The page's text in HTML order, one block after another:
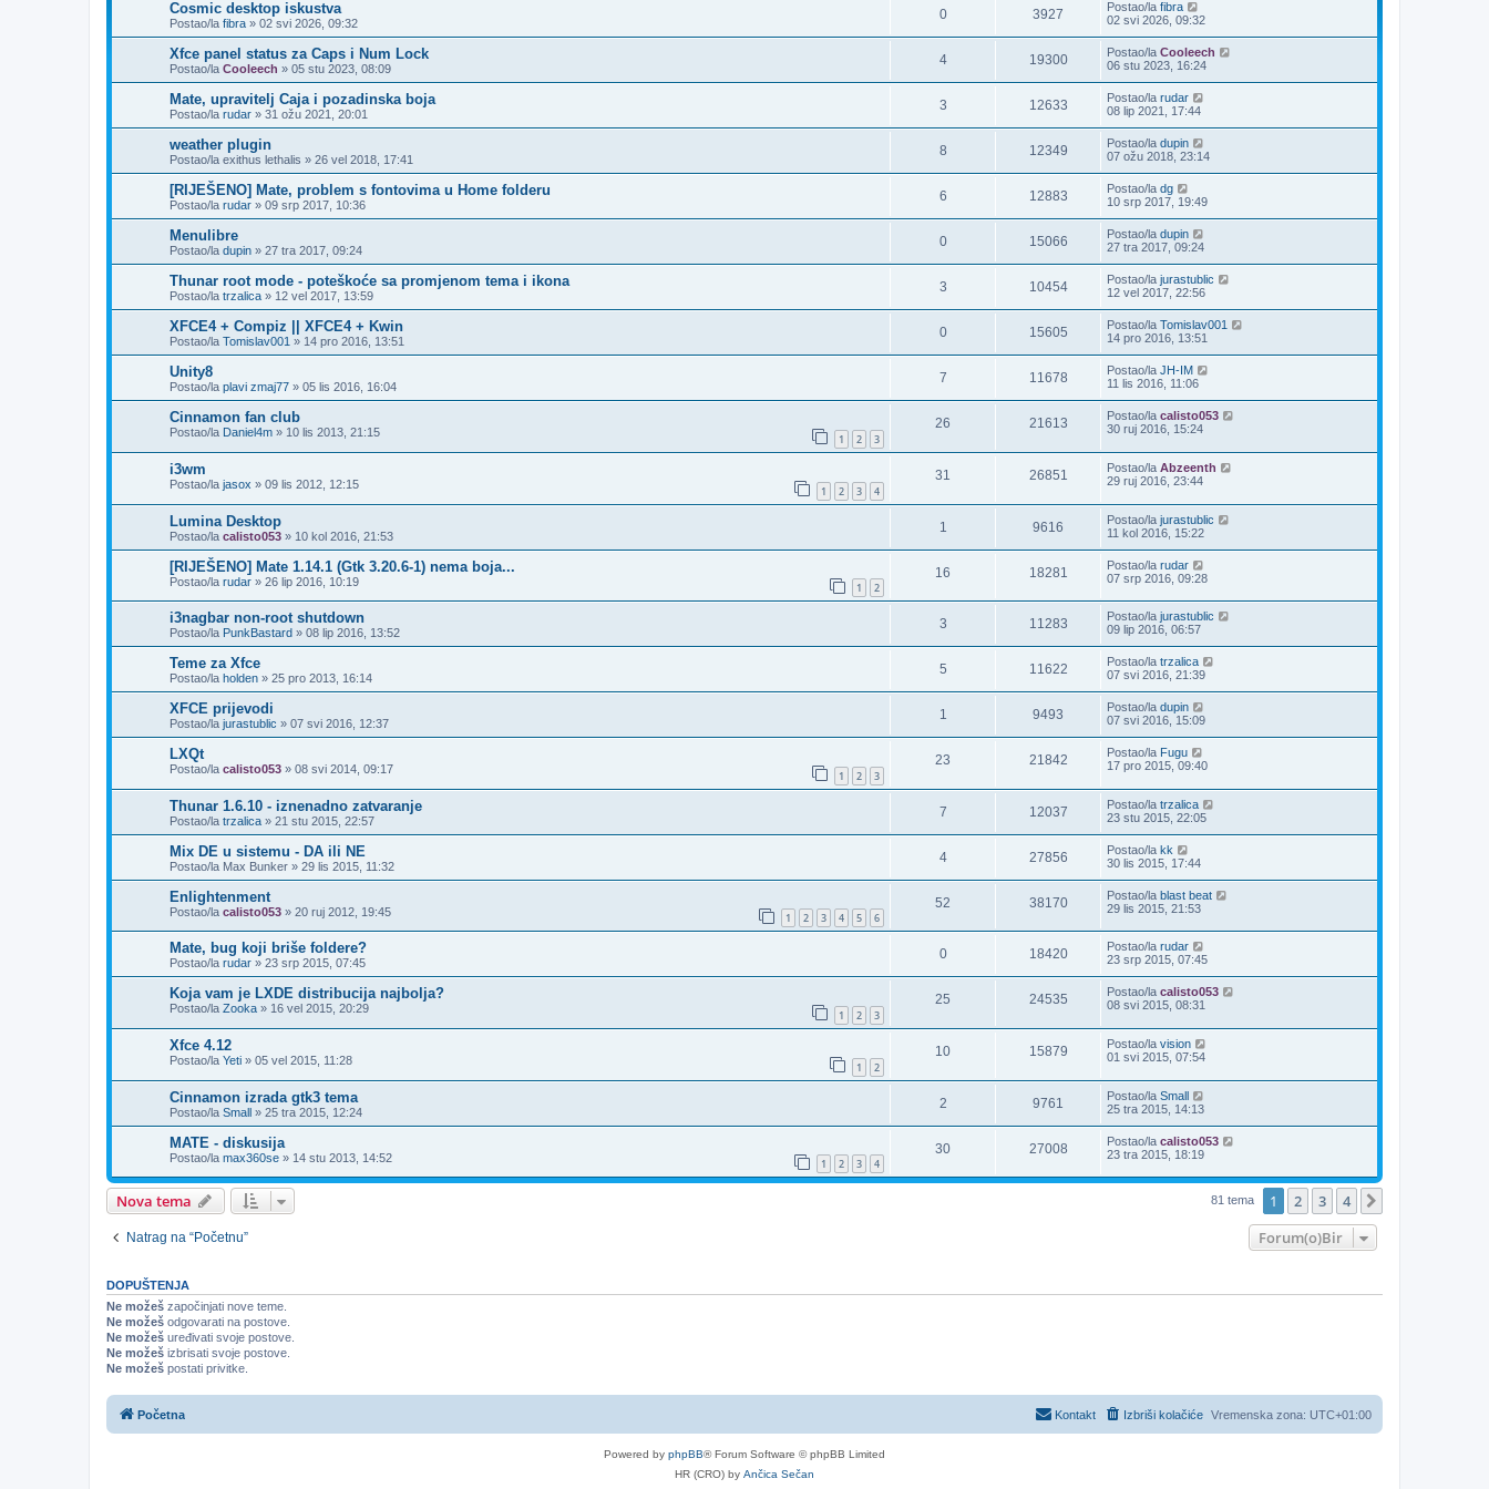
Cosmic desktop iskustva
Postao/la fibra » 02 svi 2026, 09:32
0 3927 Postao/la fibra
02 svi 2026, 09:32
Xfce panel status za Caps i Num Lock
Postao/la Cooleech » 05 stu 2023, 08:09
4 19300 Postao/la Cooleech
06 stu 2023, 16:24
Mate, upravitelj Caja i pozadinska boja
Postao/la rudar » 31 ožu 2021, 20:01
3 12633 Postao/la rudar
08 lip 2021, 17:44
weather plugin
Postao/la exithus lethalis » 26 vel 2018, 17:41
8 12349 Postao/la dupin
07 ožu 2018, 23:14
[RIJEŠENO] Mate, problem s fontovima u Home folderu
Postao/la rudar » 09 srp 2017, 10:36
6 12883 Postao/la dg
10 srp 2017, 19:49
Menulibre
Postao/la dupin » 27 tra 2017, 09:24
0 15066 Postao/la dupin
27 tra 2017, 09:24
Thunar root mode - poteškoće sa promjenom tema i ikona
Postao/la trzalica » 12 vel 2017, 13:59
3 10454 Postao/la jurastublic
12 vel 2017, 22:56
XFCE4 + Compiz || XFCE4 + Kwin
Postao/la Tomislav001 » 14 pro 2016, 13:51
0 15605 Postao/la Tomislav001
14 pro 2016, 13:51
Unity8
Postao/la plavi zmaj77 » 05 lis 2016, 16:04
7 11678 Postao/la JH-IM
11 lis 2016, 11:06
Cinnamon fan club
Postao/la Daniel4m » 10 lis 2013, 21:15 1 2 3
26 21613 Postao/la calisto053
30 ruj 2016, 15:24
i3wm
Postao/la jasox » 09 lis 2012, 12:15 1 2 3 4
31 26851 Postao/la Abzeenth
29 ruj 2016, 23:44
Lumina Desktop
Postao/la calisto053 » 10 kol 2016, 21:53
1 9616 Postao/la jurastublic
11 kol 2016, 15:22
[RIJEŠENO] Mate 1.14.1 (Gtk 3.20.6-1) nema boja...
Postao/la rudar » 26 lip 2016, 10:19 1 2
16 18281 Postao/la rudar
07 srp 2016, 09:28
i3nagbar non-root shutdown
Postao/la PunkBastard » 08 lip 2016, 13:52
3 11283 Postao/la jurastublic
09 lip 2016, 06:57
Teme za Xfce
Postao/la holden » 25 pro 2013, 16:14
5 11622 Postao/la trzalica
07 svi 2016, 21:39
XFCE prijevodi
Postao/la jurastublic » 07 svi 2016, 12:37
1 9493 Postao/la dupin
07 svi 2016, 15:09
LXQt
Postao/la calisto053 » 08 svi 2014, 09:17 1 2 3
23 21842 Postao/la Fugu
17 pro 2015, 09:40
Thunar 1.6.10 - iznenadno zatvaranje
Postao/la trzalica » 21 stu 2015, 22:57
7 12037 Postao/la trzalica
23 stu 2015, 22:05
Mix DE u sistemu - DA ili NE
Postao/la Max Bunker » 29 lis 2015, 11:32
4 27856 Postao/la kk
30 lis 2015, 17:44
Enlightenment
Postao/la calisto053 » 20 ruj 2012, 19:45 1 2 3 4 5 6
52 38170 Postao/la blast beat
29 lis 2015, 21:53
Mate, bug koji briše foldere?
Postao/la rudar » 23 srp 2015, 07:45
0 18420 Postao/la rudar
23 srp 2015, 07:45
Koja vam je LXDE distribucija najbolja?
Postao/la Zooka » 16 vel 2015, 20:29 1 2 3
25 24535 Postao/la calisto053
08 svi 2015, 08:31
Xfce 4.12
Postao/la Yeti » 05 vel 2015, 11:28 1 2
10 15879 Postao/la vision
01 svi 2015, 07:54
Cinnamon izrada gtk3 tema
Postao/la Small » 25 tra 2015, 12:24
2 9761 Postao/la Small
25 tra 2015, 14:13
MATE - diskusija
Postao/la max360se » 14 stu 2013, 14:52 1 2 3 4
30 27008 Postao/la calisto053
23 tra 2015, 18:19
Nova tema 81 tema 1 2 3 4
Natrag na “Početnu” Forum(o)Bir
DOPUŠTENJA
Ne možeš započinjati nove teme.
Ne možeš odgovarati na postove.
Ne možeš uređivati svoje postove.
Ne možeš izbrisati svoje postove.
Ne možeš postati privitke.
Početna Vremenska zona: UTC+01:00
Izbriši kolačiće
Kontakt
Powered by phpBB® Forum Software © phpBB Limited
HR (CRO) by Ančica Sečan